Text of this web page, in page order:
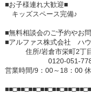
■お子様連れ大歓迎■
キッズスペース完備♪
■無料相談会のご予約やお
■アルファス株式会社 ハ
住所/岩倉市栄町2丁
0120-051-
営業時間/9：00～18：00